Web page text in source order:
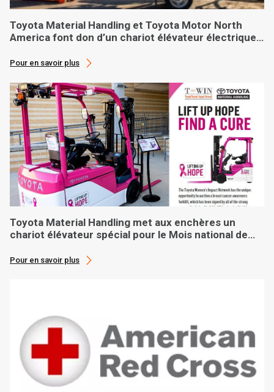
Toyota Material Handling et Toyota Motor North
America font don d’un chariot élévateur électrique
Phoenix
Pour en savoir plus
Toyota Material Handling met aux enchères un
chariot élévateur spécial pour le Mois national de
Pour en savoir plus